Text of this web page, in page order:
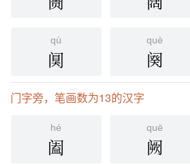
qù
阒
què
阕
门字旁，笔画数为13的汉字
hé
阖
quē
阙